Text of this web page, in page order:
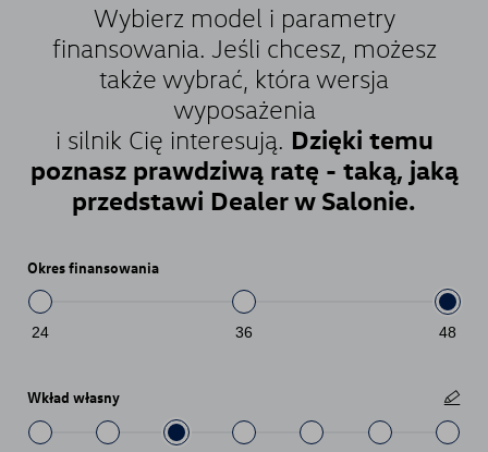
Wybierz model i parametry
finansowania. Jeśli chcesz, możesz
także wybrać, która wersja
wyposażenia
i silnik Cię interesują. Dzięki temu
poznasz prawdziwą ratę - taką, jaką
przedstawi Dealer w Salonie.
Okres finansowania
24 36 48
Wkład własny